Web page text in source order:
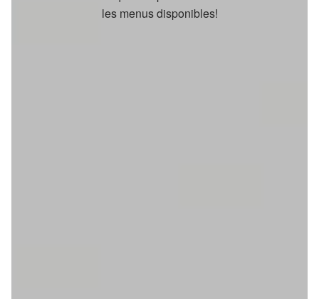
les menus disponibles!